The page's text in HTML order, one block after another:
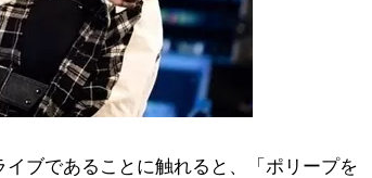
ブであることに触れると、「ポリープを